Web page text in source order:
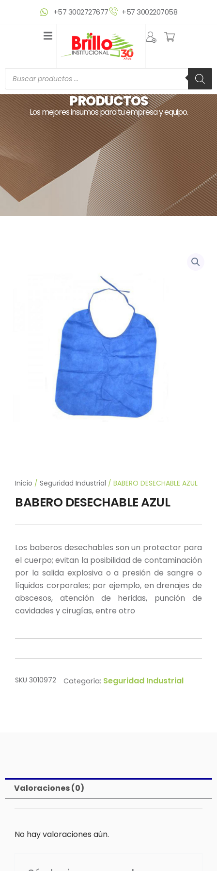
+57 3002727677 +57 3002207058
de
productos
PRODUCTOS
Los mejores insumos para tu empresa y equipo.
Inicio /Seguridad Industrial / BABERO DESECHABLE AZUL
BABERO DESECHABLE AZUL
Los baberos desechables son un protector para
el cuerpo; evitan la posibilidad de contaminación
por la salida explosiva o a presión de sangre o
líquidos corporales; por ejemplo, en drenajes de
abscesos, atención de heridas, punción de
cavidades y cirugías, entre otro
SKU3010972 Categoría: Seguridad Industrial
Valoraciones (0)
No hay valoraciones aún.